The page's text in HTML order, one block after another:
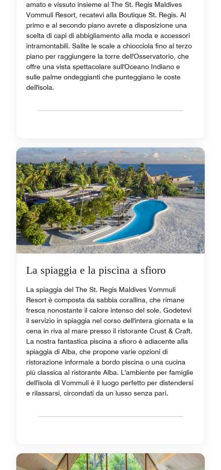
amato e vissuto insieme al The St. Regis Maldives
Vommuli Resort, recatevi alla Boutique St. Regis. Al
primo e al secondo piano avrete a disposizione una
scelta di capi di abbigliamento alla moda e accessori
intramontabili. Salite le scale a chiocciola fino al terzo
piano per raggiungere la torre dell'Osservatorio, che
offre una vista spettacolare sull'Oceano Indiano e
sulle palme ondeggianti che punteggiano le coste
dell'isola.
La spiaggia e la piscina a sfioro
La spiaggia del The St. Regis Maldives Vommuli
Resort è composta da sabbia corallina, che rimane
fresca nonostante il calore intenso del sole. Godetevi
il servizio in spiaggia nel corso dell'intera giornata e la
cena in riva al mare presso il ristorante Crust & Craft.
La nostra fantastica piscina a sfioro è adiacente alla
spiaggia di Alba, che propone varie opzioni di
ristorazione informale a bordo piscina o una cucina
più classica al ristorante Alba. L'ambiente per famiglie
dell'isola di Vommuli è il luogo perfetto per distendersi
e rilassarsi, circondati da un lusso senza pari.